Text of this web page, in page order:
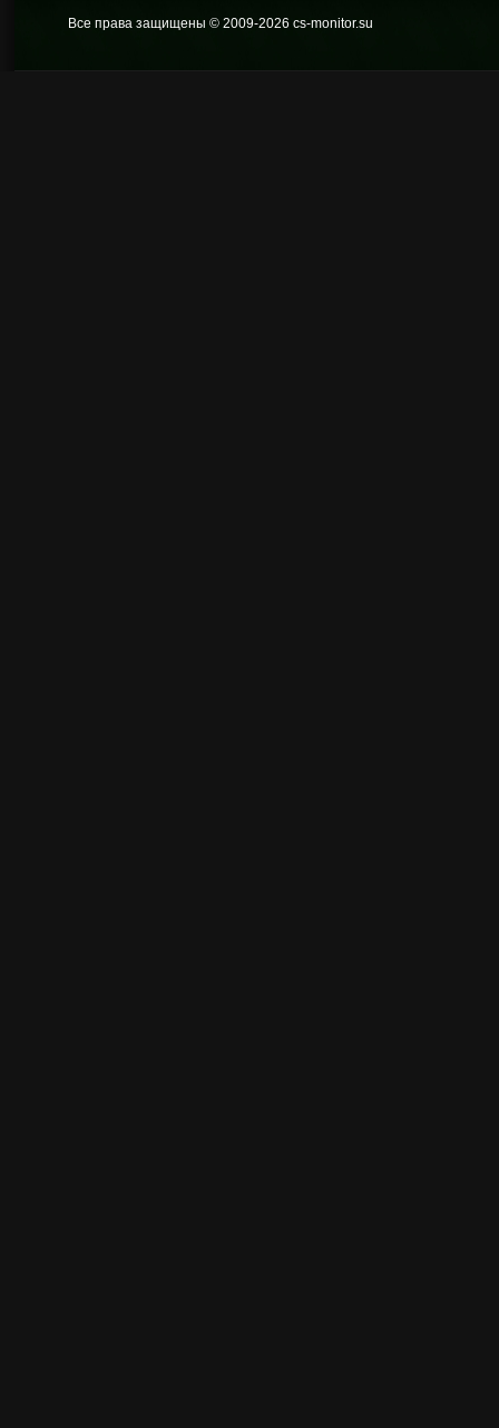
Все права защищены © 2009-2026 cs-monitor.su